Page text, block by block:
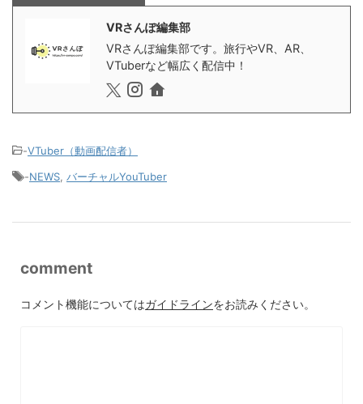
VRさんぽ編集部
VRさんぽ編集部です。旅行やVR、AR、
VTuberなど幅広く配信中！
-VTuber（動画配信者）
-NEWS, バーチャルYouTuber
comment
コメント機能についてはガイドラインをお読みください。